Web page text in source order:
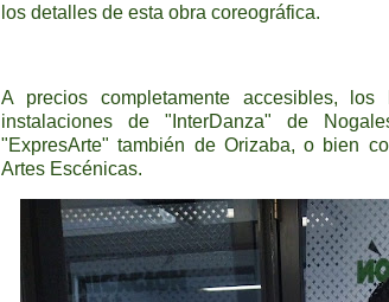
los detalles de esta obra coreográfica.
A precios completamente accesibles,
instalaciones de "InterDanza" de
"ExpresArte" también de Orizaba, o bien
Artes Escénicas.